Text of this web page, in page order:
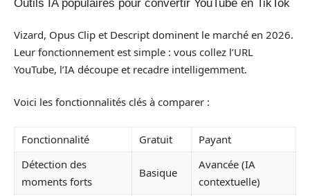
Outils IA populaires pour convertir YouTube en TikTok
Vizard, Opus Clip et Descript dominent le marché en 2026.
Leur fonctionnement est simple : vous collez l’URL
YouTube, l’IA découpe et recadre intelligemment.
Voici les fonctionnalités clés à comparer :
Fonctionnalité Gratuit
Payant
Détection des
moments forts
Basique
Avancée (IA
contextuelle)